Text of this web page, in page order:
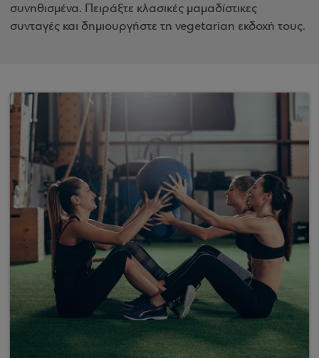
συνηθισμένα. Πειράξτε κλασικές μαμαδίστικες
συνταγές και δημιουργήστε τη vegetarian εκδοχή τους.